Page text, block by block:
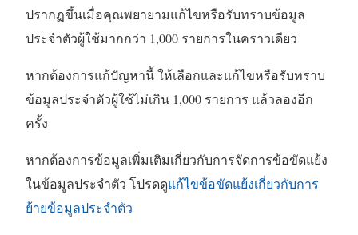
ปรากฏขึ้นเมื่อคุณพยายามแก้ไขหรือรับทราบข้อมูล
ประจำตัวผู้ใช้มากกว่า 1,000 รายการในคราวเดียว
หากต้องการแก้ปัญหานี้ ให้เลือกและแก้ไขหรือรับทราบ
ข้อมูลประจำตัวผู้ใช้ไม่เกิน 1,000 รายการ แล้วลองอีก
ครั้ง
หากต้องการข้อมูลเพิ่มเติมเกี่ยวกับการจัดการข้อขัดแย้ง
ในข้อมูลประจำตัว โปรดดูแก้ไขข้อขัดแย้งเกี่ยวกับการ
ย้ายข้อมูลประจำตัว